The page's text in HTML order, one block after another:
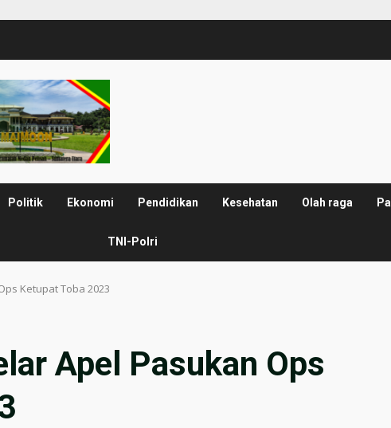
Politik Ekonomi Pendidikan Kesehatan Olah raga
TNI-Polri
Ketupat Toba 2023
Apel Pasukan Ops